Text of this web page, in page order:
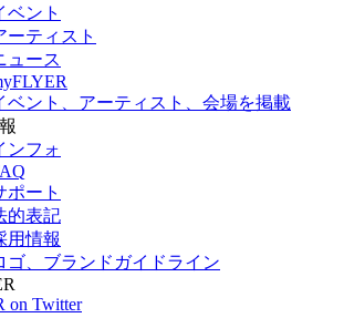
ベント
ーティスト
ュース
ベント、アーティスト、会場を掲載
ンフォ
ポート
的表記
用情報
ゴ、ブランドガイドライン
on Twitter